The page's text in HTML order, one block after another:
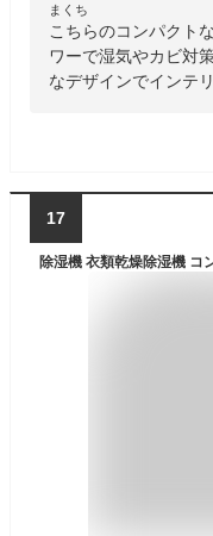
まくち
こちらのコンパクト
ワーで湿気やカビ対
なデザインでインテ
17